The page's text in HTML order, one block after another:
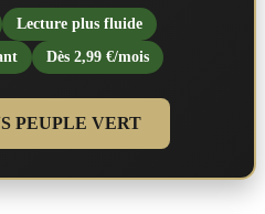
(1 tir
pour les
en 3
les
gagné
Lecture plus fluide
Dès 2,99 €/mois
PEUPLE VERT